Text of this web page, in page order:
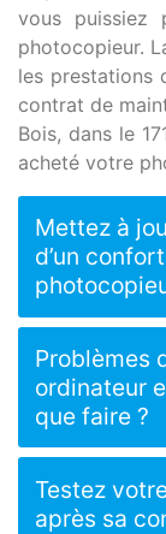
vous puissiez
photocopieur.
les prestations
contrat de
Bois, dans le
acheté votre
Mettez à
d’un
Problèmes
ordinateur
que faire ?
Testez
après sa